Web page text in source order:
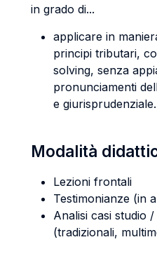
in grado di...
applicare in
principi tributari,
solving, senza
pronunciamenti
e giurisprudenziale.
Modalità
Lezioni frontali
Testimonianze (in
Analisi casi studio
(tradizionali,